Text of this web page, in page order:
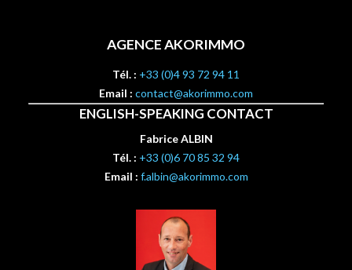
AGENCE AKORIMMO
Tél. : +33 (0)4 93 72 94 11
Email : contact@akorimmo.com
ENGLISH-SPEAKING CONTACT
Fabrice ALBIN
Tél. : +33 (0)6 70 85 32 94
Email : f.albin@akorimmo.com